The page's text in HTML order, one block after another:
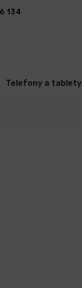
134
Telefony a tablety